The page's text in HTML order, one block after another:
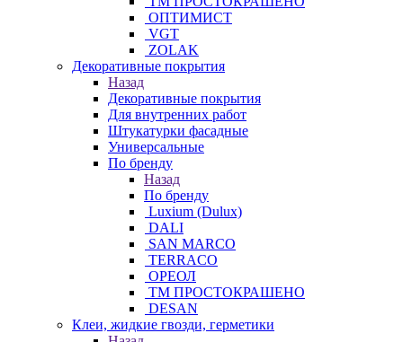
ОПТИМИСТ
VGT
ZOLAK
Декоративные покрытия
Назад
Декоративные покрытия
Для внутренних работ
Штукатурки фасадные
Универсальные
По бренду
Назад
По бренду
Luxium (Dulux)
DALI
SAN MARCO
TERRACO
ОРЕОЛ
ТМ ПРОСТОКРАШЕНО
DESAN
Клеи, жидкие гвозди, герметики